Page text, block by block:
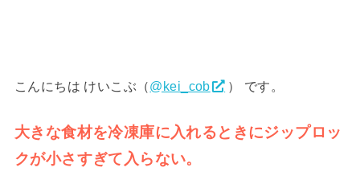
こんにちは けいこぶ（@kei_cob ） です。
大きな食材を冷凍庫に入れるときにジップロッ
クが小さすぎて入らない。